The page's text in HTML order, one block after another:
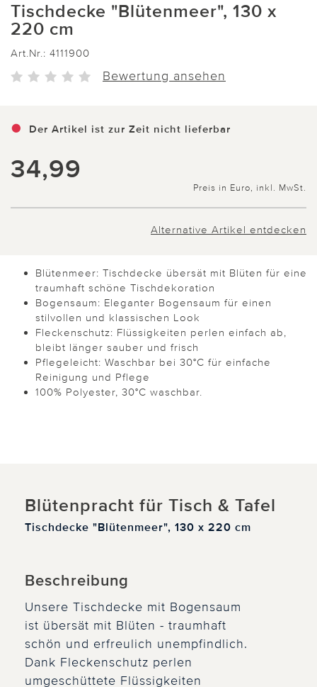
Tischdecke "Blütenmeer", 130 x
220 cm
Art.Nr.: 4111900
Bewertung ansehen
Der Artikel ist zur Zeit nicht lieferbar
34,99
Preis in Euro, inkl. MwSt.
Alternative Artikel entdecken
Blütenmeer: Tischdecke übersät mit Blüten für eine
traumhaft schöne Tischdekoration
Bogensaum: Eleganter Bogensaum für einen
stilvollen und klassischen Look
Fleckenschutz: Flüssigkeiten perlen einfach ab,
bleibt länger sauber und frisch
Pflegeleicht: Waschbar bei 30°C für einfache
Reinigung und Pflege
100% Polyester, 30°C waschbar.
Blütenpracht für Tisch & Tafel
Tischdecke "Blütenmeer", 130 x 220 cm
Beschreibung
Unsere Tischdecke mit Bogensaum
ist übersät mit Blüten - traumhaft
schön und erfreulich unempfindlich.
Dank Fleckenschutz perlen
umgeschüttete Flüssigkeiten